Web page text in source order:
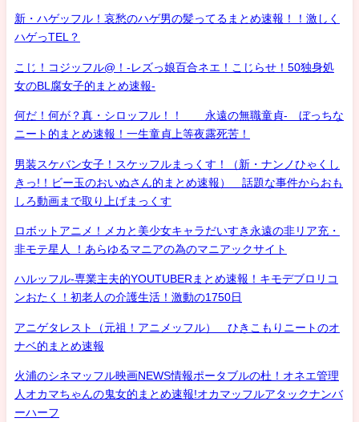
新・ハゲッフル！哀愁のハゲ男の髪ってるまとめ速報！！激しく
ハゲっTEL？
こじ！コジッフル@！-レズっ娘百合ネエ！こじらせ！50独身処
女のBL腐女子的まとめ速報-
何だ！何が？真・シロッフル！！ 永遠の無職童貞- ぼっちな
ニート的まとめ速報！一生童貞上等夜露死苦！
男装スケバン女子！スケッフルまっくす！（新・ナンノひゃくし
きっ!！ビー玉のおいぬさん的まとめ速報） 話題な事件からおも
しろ動画まで取り上げまっくす
ロボットアニメ！メカと美少女キャラだいすき永遠の非リア充・
非モテ星人 ！あらゆるマニアの為のマニアックサイト
ハルッフル-専業主夫的YOUTUBERまとめ速報！キモデブロリコ
ンおたく！初老人の介護生活！激動の1750日
アニゲタレスト（元祖！アニメッフル） ひきこもりニートのオ
ナベ的まとめ速報
火浦のシネマッフル映画NEWS情報ポータブルの杜！オネエ管理
人オカマちゃんの鬼女的まとめ速報!オカマッフルアタックナンバ
ーハーフ